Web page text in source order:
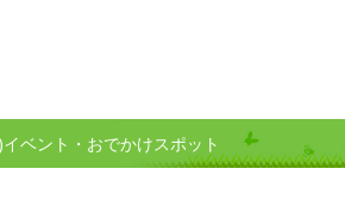
ベント・おでかけスポット